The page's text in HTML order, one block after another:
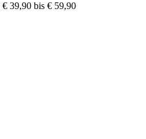
€ 39,90 bis € 59,90